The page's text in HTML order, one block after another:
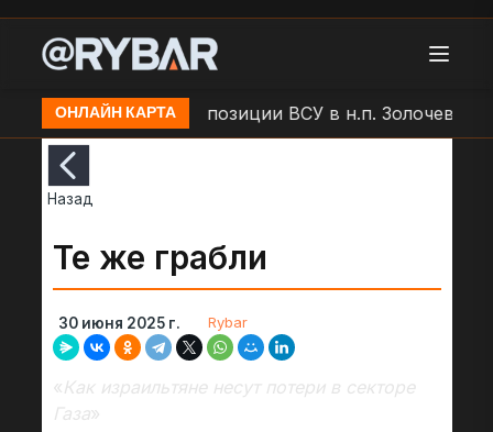
ОНЛАЙН КАРТА
БЛА "Молния" по позиции ВСУ в н.п. Золочев
Назад
Те же грабли
30 июня 2025 г. Rybar
«Как израильтяне несут потери в секторе
Газа»